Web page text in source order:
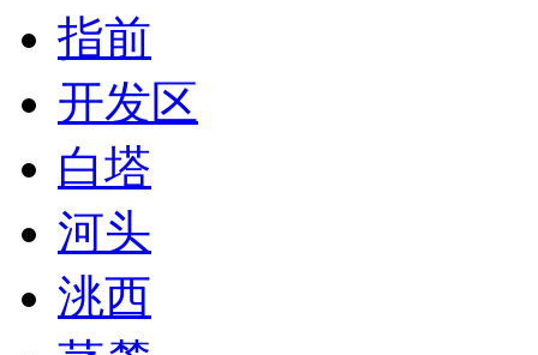
指前
开发区
白塔
河头
洮西